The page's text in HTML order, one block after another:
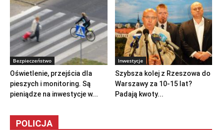
Bezpieczeństwo
Oświetlenie, przejścia dla
pieszych i monitoring. Są
pieniądze na inwestycje w...
Inwestycje
Szybsza kolej z Rzeszowa do
Warszawy za 10-15 lat?
Padają kwoty...
POLICJA